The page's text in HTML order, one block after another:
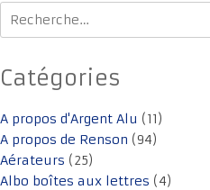
Rechercher :
Catégories
A propos d'Argent Alu (11)
A propos de Renson (94)
Aérateurs (25)
Albo boîtes aux lettres (4)